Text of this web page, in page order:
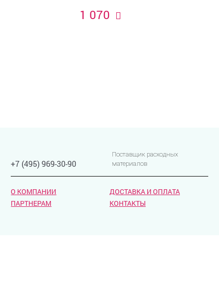
1 070
+7 (495) 969-30-90
Поставщик расходных
материалов
О КОМПАНИИ
ДОСТАВКА И ОПЛАТА
ПАРТНЕРАМ
КОНТАКТЫ